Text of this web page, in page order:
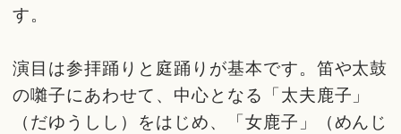
す。
演目は参拝踊りと庭踊りが基本です。笛や太鼓
の囃子にあわせて、中心となる「太夫鹿子」
（だゆうしし）をはじめ、「女鹿子」（めんじ